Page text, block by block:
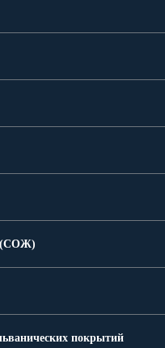
(СОЖ)
покрытий